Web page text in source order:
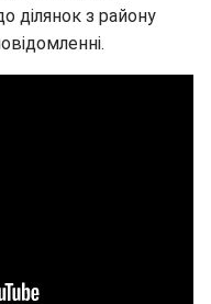
ділянок з району